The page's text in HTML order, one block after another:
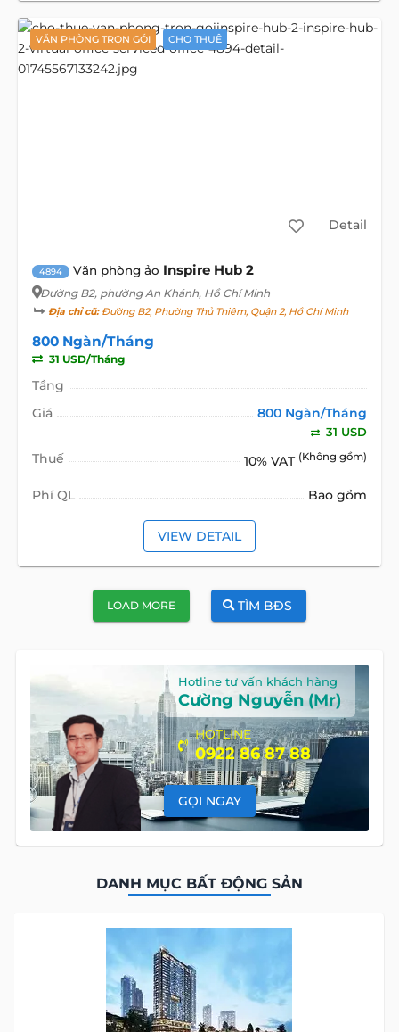
VĂN PHÒNG TRỌN GÓI CHO THUÊ
Detail
4894 Văn phòng ảo Inspire Hub 2
Đường B2, phường An Khánh, Hồ Chí Minh
Địa chỉ cũ:Đường B2, Phường Thủ Thiêm, Quận 2, Hồ Chí Minh
800 Ngàn/Tháng
31 USD/Tháng
Tầng
Giá
800 Ngàn/Tháng
31 USD
Thuế 10% VAT (Không gồm)
Phí QL Bao gồm
VIEW DETAIL
LOAD MORE TÌM BĐS
Hotline tư vấn khách hàng
Cường Nguyễn (Mr)
HOTLINE
0922 86 87 88
GỌI NGAY
DANH MỤC BẤT ĐỘNG SẢN